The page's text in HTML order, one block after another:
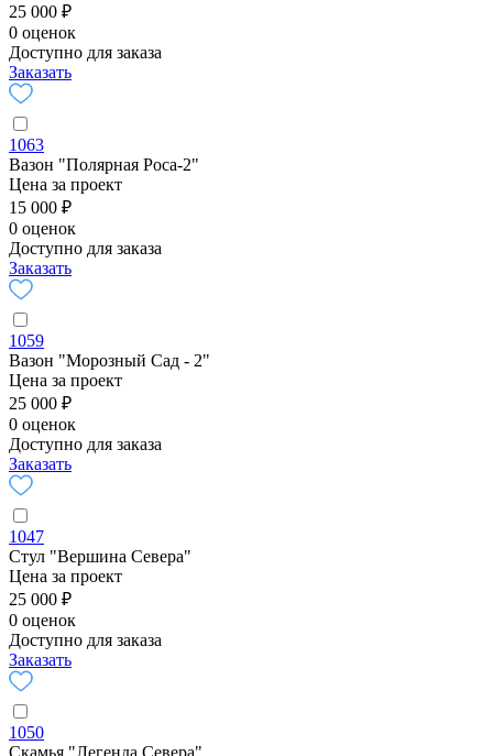
25 000 ₽
0 оценок
Доступно для заказа
Заказать
1063
Вазон "Полярная Роса-2"
Цена за проект
15 000 ₽
0 оценок
Доступно для заказа
Заказать
1059
Вазон "Морозный Сад - 2"
Цена за проект
25 000 ₽
0 оценок
Доступно для заказа
Заказать
1047
Стул "Вершина Севера"
Цена за проект
25 000 ₽
0 оценок
Доступно для заказа
Заказать
1050
Скамья "Легенда Севера"